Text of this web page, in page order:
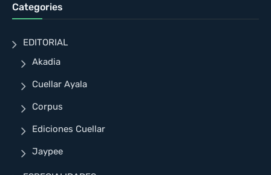
Categories
EDITORIAL
Akadia
Cuellar Ayala
Corpus
Ediciones Cuellar
Jaypee